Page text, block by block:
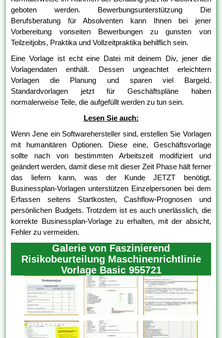
geboten werden. Bewerbungsunterstützung Die
Berufsberatung für Absolventen kann Ihnen bei jener
Vorbereitung vonseiten Bewerbungen zu gunsten von
Teilzeitjobs, Praktika und Vollzeitpraktika behilflich sein.
Eine Vorlage ist echt eine Datei mit deinem Div, jener die
Vorlagendaten enthält. Dessen ungeachtet erleichtern
Vorlagen die Planung und sparen viel Bargeld.
Standardvorlagen jetzt für Geschäftspläne haben
normalerweise Teile, die aufgefüllt werden zu tun sein.
Lesen Sie auch:
Wenn Jene ein Softwarehersteller sind, erstellen Sie Vorlagen
mit humanitären Optionen. Diese eine, Geschäftsvorlage
sollte nach von bestimmten Arbeitszeit modifiziert und
geändert werden, damit diese mit dieser Zeit Phase hält ferner
das liefern kann, was der Kunde JETZT benötigt.
Businessplan-Vorlagen unterstützen Einzelpersonen bei dem
Erfassen seitens Startkosten, Cashflow-Prognosen und
persönlichen Budgets. Trotzdem ist es auch unerlässlich, die
korrekte Businessplan-Vorlage zu erhalten, mit der absicht,
Fehler zu vermeiden.
Galerie von Faszinierend
Risikobeurteilung Maschinenrichtlinie
Vorlage Basic 955721